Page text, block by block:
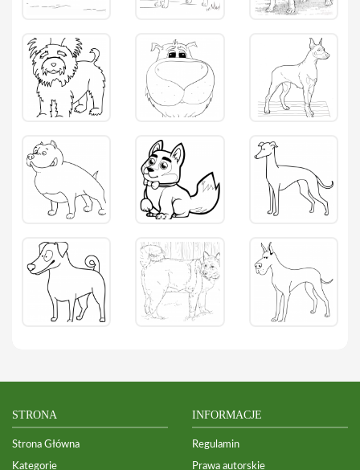
STRONA
Strona Główna
Kategorie
INFORMACJE
Regulamin
Prawa autorskie